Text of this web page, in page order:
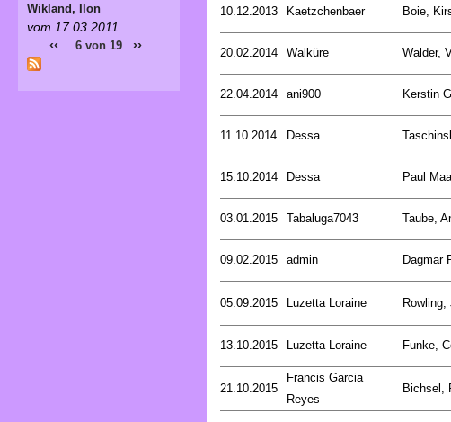
10.12.2013 Kaetzchenbaer Boie,
20.02.2014 Walküre Walder,
22.04.2014 ani900 Kerstin
11.10.2014 Dessa
15.10.2014 Dessa Paul
03.01.2015 Tabaluga7043 Taube,
09.02.2015 admin Dagmar
05.09.2015 Luzetta Loraine Rowling,
13.10.2015 Luzetta Loraine Funke,
21.10.2015
Francis Garcia
Reyes
Bichsel,
Wikland, Ilon
vom 17.03.2011
‹‹ 6 von 19 ››